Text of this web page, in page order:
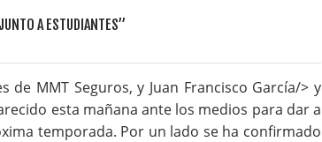
de MMT Seguros, y Juan Francisco García/> y
esta mañana ante los medios para dar a
temporada. Por un lado se ha confirmado